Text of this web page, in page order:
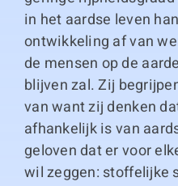
in het aardse leven
ontwikkeling af van
de mensen op de
blijven zal. Zij
van want zij denken
afhankelijk is van
geloven dat er voor
wil zeggen: stoffelijke